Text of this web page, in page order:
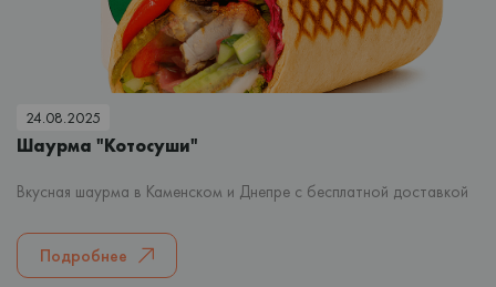
24.08.2025
Шаурма "Котосуши"
Вкусная шаурма в Каменском и Днепре с бесплатной доставкой
Подробнее